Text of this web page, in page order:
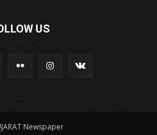
US
Newspaper